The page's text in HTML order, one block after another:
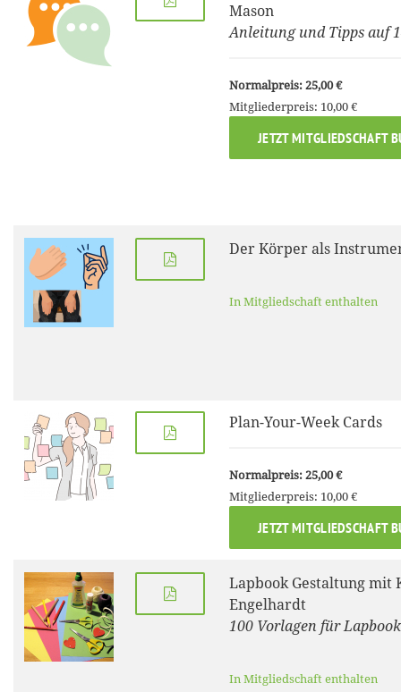
Mason
Anleitung und Tipps auf
Normalpreis: 25,00 €
Mitgliederpreis: 10,00 €
JETZT MITGLIEDSCHAFT
Der Körper als
In Mitgliedschaft enthalten
Plan-Your-Week Cards
Normalpreis: 25,00 €
Mitgliederpreis: 10,00 €
JETZT MITGLIEDSCHAFT
Lapbook Gestaltung mit
Engelhardt
100 Vorlagen für
In Mitgliedschaft enthalten